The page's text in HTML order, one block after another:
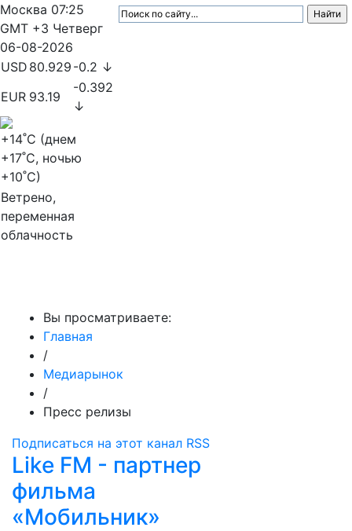
Москва 07:25
GMT +3 Четверг
06-08-2026
USD 80.929 -0.2 ↓
EUR 93.19
-0.392
↓
+14˚C (днем
+17˚C, ночью
+10˚C)
Ветрено,
переменная
облачность
Вы просматриваете:
Главная
/
Медиарынок
/
Пресс релизы
Подписаться на этот канал RSS
Like FM - партнер
фильма
«Мобильник»